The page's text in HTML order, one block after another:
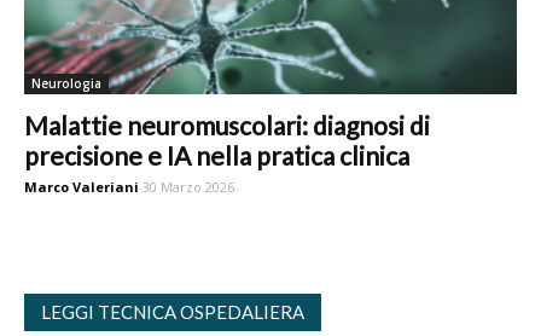
Neurologia
Malattie neuromuscolari: diagnosi di
precisione e IA nella pratica clinica
Marco Valeriani 30 Marzo 2026
LEGGI TECNICA OSPEDALIERA